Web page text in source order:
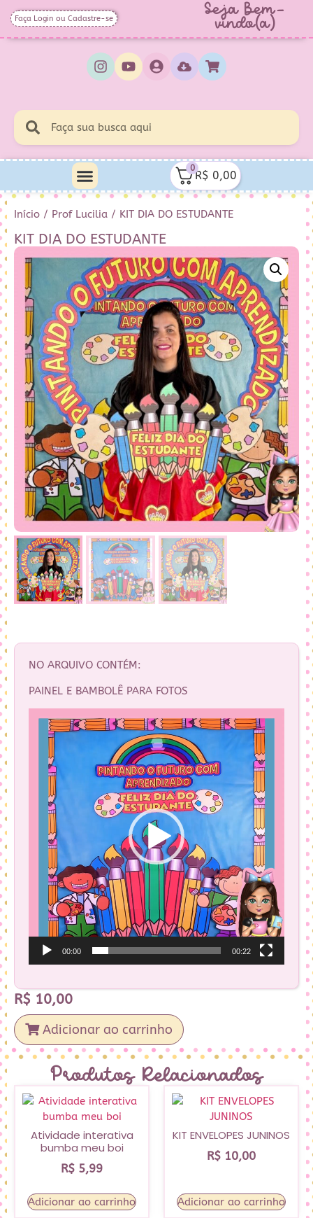
Faça Login ou Cadastre-se Seja Bem-
vindo(a)
0
R$ 0,00
Início / Prof Lucilia / KIT DIA DO ESTUDANTE
KIT DIA DO ESTUDANTE
NO ARQUIVO CONTÉM:
PAINEL E BAMBOLÊ PARA FOTOS
Tocador
vídeo
00:00 00:22
R$ 10,00
Adicionar ao carrinho
Produtos Relacionados
Atividade interativa
bumba meu boi
R$ 5,99
Adicionar ao carrinho
KIT ENVELOPES JUNINOS
R$ 10,00
Adicionar ao carrinho